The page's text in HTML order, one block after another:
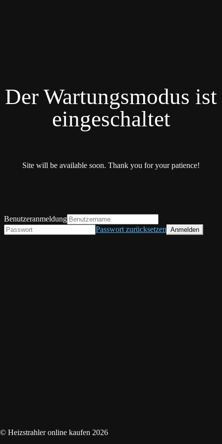
Der Wartungsmodus ist
eingeschaltet
Site will be available soon. Thank you for your patience!
© Heizstrahler online kaufen 2026
Benutzeranmeldung
Passwort zurücksetzen